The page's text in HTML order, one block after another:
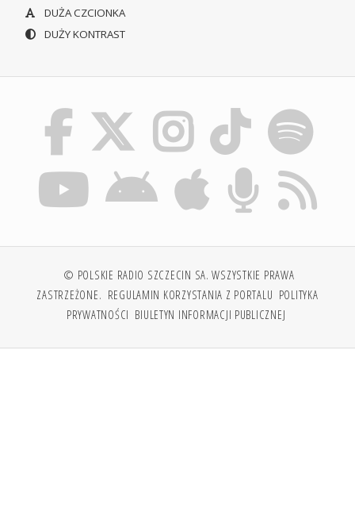
DUŻA CZCIONKA
DUŻY KONTRAST
© POLSKIE RADIO SZCZECIN SA. WSZYSTKIE PRAWA
ZASTRZEŻONE. REGULAMIN KORZYSTANIA Z PORTALU POLITYKA
PRYWATNOŚCI BIULETYN INFORMACJI PUBLICZNEJ